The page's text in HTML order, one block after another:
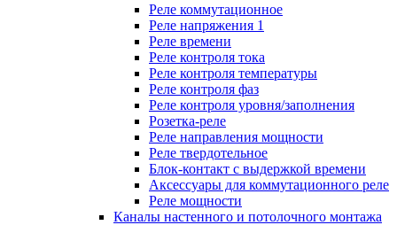
Реле коммутационное
Реле напряжения 1
Реле времени
Реле контроля тока
Реле контроля температуры
Реле контроля фаз
Реле контроля уровня/заполнения
Розетка-реле
Реле направления мощности
Реле твердотельное
Блок-контакт с выдержкой времени
Аксессуары для коммутационного реле
Реле мощности
Каналы настенного и потолочного монтажа